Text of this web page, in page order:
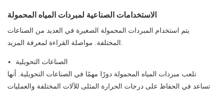
الاستخدامات الصناعية لمبردات المياه المحمولة
يتم استخدام المبردات المحمولة الصغيرة في العديد من الصناعات
المختلفة. مواصلة القراءة لمعرفة المزيد.
الصناعات التحويلية
تلعب مبردات المياه المحمولة دورًا مهمًا في الصناعات التحويلية. أنها
تساعد في الحفاظ على درجات الحرارة المثلى للآلات المختلفة والعمليات